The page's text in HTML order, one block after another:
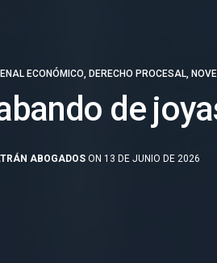
ECONÓMICO DERECHO PROCESAL,
de
ABOGADOSON 13 DE JUNIO DE 2026